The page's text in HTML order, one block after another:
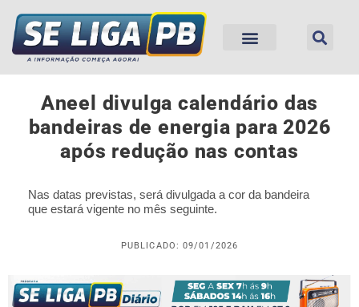
Aneel divulga calendário das
bandeiras de energia para 2026
após redução nas contas
Nas datas previstas, será divulgada a cor da bandeira
que estará vigente no mês seguinte.
PUBLICADO: 09/01/2026